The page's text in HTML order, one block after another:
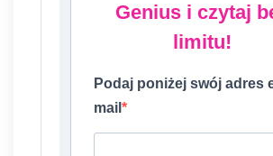
Genius i czytaj
limitu!
Podaj poniżej swój adres
mail